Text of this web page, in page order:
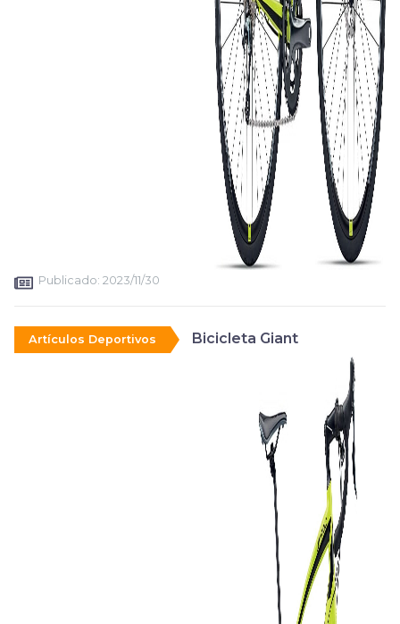
Publicado: 2023/11/30
Artículos Deportivos Bicicleta Giant